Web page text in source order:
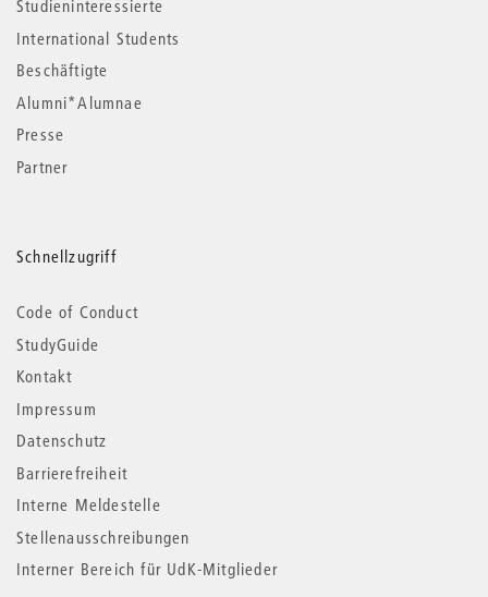
Studieninteressierte
International Students
Beschäftigte
Alumni*Alumnae
Presse
Partner
Schnellzugriff
Code of Conduct
StudyGuide
Kontakt
Impressum
Datenschutz
Barrierefreiheit
Interne Meldestelle
Stellenausschreibungen
Interner Bereich für UdK-Mitglieder